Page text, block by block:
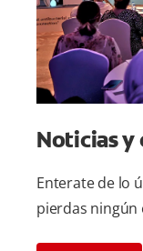
Noticias y
Enterate de lo
pierdas ningún